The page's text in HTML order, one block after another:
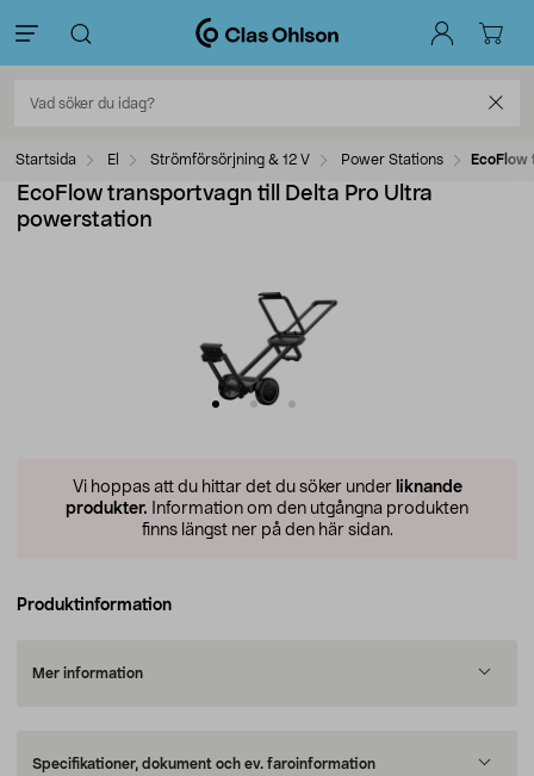
Startsida El Strömförsörjning & 12 V Power Stations
EcoFlow transportvagn till Delta Pro Ultra
powerstation
Vi hoppas att du hittar det du söker under liknande
produkter. Information om den utgångna produkten
finns längst ner på den här sidan.
Produktinformation
Mer information
Specifikationer, dokument och ev. faroinformation